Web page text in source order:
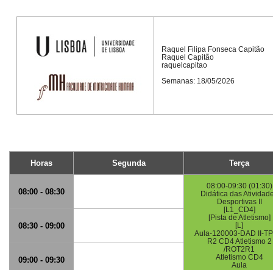
Raquel Filipa Fonseca Capitão
Raquel Capitão
raquelcapitao
Semanas: 18/05/2026
Horas Segunda Terça
08:00 - 08:30
08:00-09:30 (01:30)
Didática das
Desportivas II
[L1_CD4]
[Pista de Atletismo]
[L]
Aula-120003-DAD II-
R2 CD4 Atletismo 2
/ROT2R1
Atletismo CD4
Aula
08:30 - 09:00
09:00 - 09:30